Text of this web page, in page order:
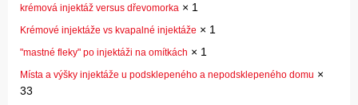
krémová injektáž versus dřevomorka × 1
Krémové injektáže vs kvapalné injektáže × 1
"mastné fleky" po injektáži na omítkách × 1
Místa a výšky injektáže u podsklepeného a nepodsklepeného domu ×
33